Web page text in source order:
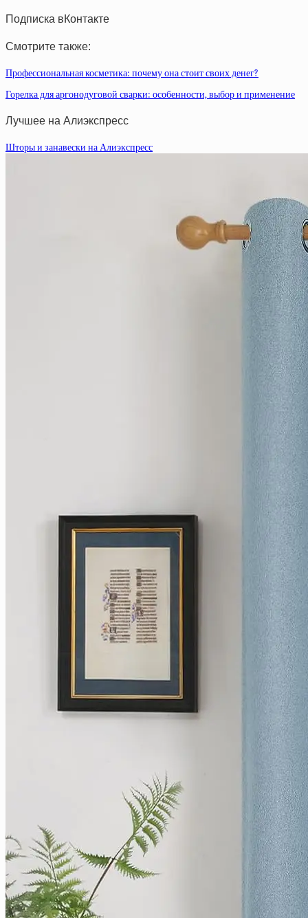
Подписка вКонтакте
Смотрите также:
Профессиональная косметика: почему она стоит своих денег?
Горелка для аргонодуговой сварки: особенности, выбор и применение
Лучшее на Алиэкспресс
Шторы и занавески на Алиэкспресс